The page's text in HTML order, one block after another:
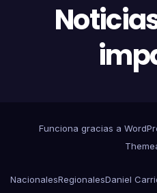
Funciona gracias a
NacionalesRegionalesDaniel